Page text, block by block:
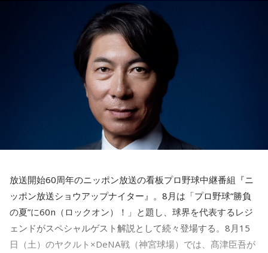
3． 買ったばかりの乾電池
この心理テストでわかることは、追い詰められた時に出る、
あなたの「究極の裏の顔」です。
とっさに握りしめたものは、あなたが窮地で無意識に守ろう
とする「本当に大切なもの」を暗示しています。冷静ではい
られない極限の場面でこそ、普段は隠れているあなたの本性
鳩のぬいぐるみは「愛情」を暗示しています。あなたは追い
詰められても、自分より大切な誰かを思い浮かべる、利他的
なタイプ。窮地でこそ人にやさしくできる、あたたかい心の
持ち主です。ただ、自分を後回しにしすぎないよう気をつけ
てください。
放送開始60周年のニッポン放送の看板プロ野球中継番組『ニ
ッポン放送ショウアップナイター』。8月は「プロ野球“勝負
の夏”に60n（ロックオン）！」と題し、球界を代表するレジ
ェンドがスペシャルゲスト解説として続々登場する。8月15
日（土）のヤクルト×DeNA戦（神宮球場）では、髙津臣吾が